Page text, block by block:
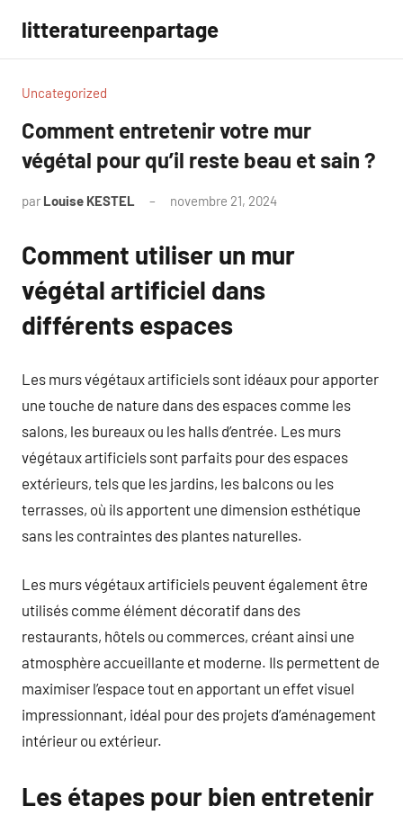
contenu
litteratureenpartage
Uncategorized
Comment entretenir votre mur
végétal pour qu’il reste beau et sain ?
par Louise KESTEL novembre 21, 2024
Comment utiliser un mur
végétal artificiel dans
différents espaces
Les murs végétaux artificiels sont idéaux pour apporter
une touche de nature dans des espaces comme les
salons, les bureaux ou les halls d’entrée. Les murs
végétaux artificiels sont parfaits pour des espaces
extérieurs, tels que les jardins, les balcons ou les
terrasses, où ils apportent une dimension esthétique
sans les contraintes des plantes naturelles.
Les murs végétaux artificiels peuvent également être
utilisés comme élément décoratif dans des
restaurants, hôtels ou commerces, créant ainsi une
atmosphère accueillante et moderne. Ils permettent de
maximiser l’espace tout en apportant un effet visuel
impressionnant, idéal pour des projets d’aménagement
intérieur ou extérieur.
Les étapes pour bien entretenir